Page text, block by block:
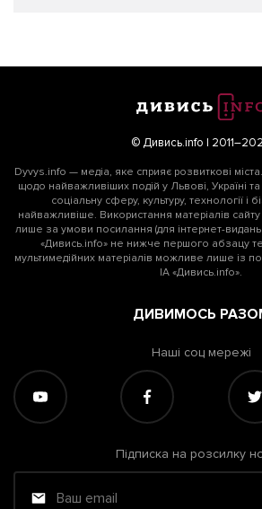
© Дивись.info |
Dyvys.info — медіа, яке сприяє розвиткові
щодо найважливіших подій у Львові, Україні
соціальну сферу, культуру, технології і
найважливіше. Використання матеріалів
лише за умови посилання (для інтернет-
«Дивись.info» не нижче першого абзацу
мультимедійних матеріалів можливе лише із
ІА «Дивись.info».
ДИВИМОСЬ
Наші соц мережі
Підписка на розсилку